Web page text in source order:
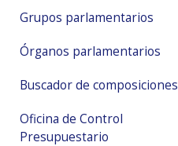
Grupos parlamentarios
Órganos parlamentarios
Buscador de composiciones
Oficina de Control
Presupuestario